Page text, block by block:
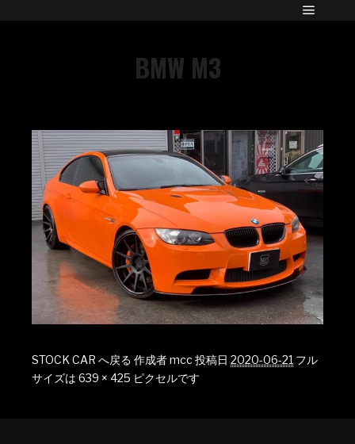
BMW M3
STOCK CAR へ戻る 作成者mcc投稿日 2020-06-21 フル
サイズは 639 × 425 ピクセルです